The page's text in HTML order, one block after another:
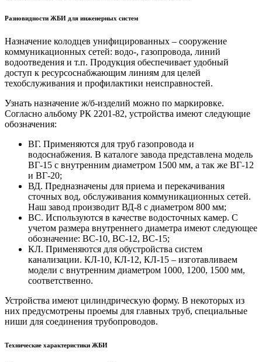
Разновидности ЖБИ для инженерных систем
Назначение колодцев унифицированных – сооружение
коммуникационных сетей: водо-, газопровода, линий
водоотведения и т.п. Продукция обеспечивает удобный
доступ к ресурсоснабжающим линиям для целей
техобслуживания и профилактики неисправностей.
Узнать назначение ж/б-изделий можно по маркировке.
Согласно альбому РК 2201-82, устройства имеют следующие
обозначения:
ВГ. Применяются для труб газопровода и
водоснабжения. В каталоге завода представлена модель
ВГ-15 с внутренним диаметром 1500 мм, а так же ВГ-12
и ВГ-20;
ВД. Предназначены для приема и перекачивания
сточных вод, обслуживания коммуникационных сетей.
Наш завод производит ВД-8 с диаметром 800 мм;
ВС. Используются в качестве водосточных камер. С
учетом размера внутреннего диаметра имеют следующее
обозначение: ВС-10, ВС-12, ВС-15;
КЛ. Применяются для обустройства систем
канализации. КЛ-10, КЛ-12, КЛ-15 – изготавливаем
модели с внутренним диаметром 1000, 1200, 1500 мм,
соответственно.
Устройства имеют цилиндрическую форму. В некоторых из
них предусмотрены проемы для главных труб, специальные
ниши для соединения трубопроводов.
Технические характеристики ЖБИ